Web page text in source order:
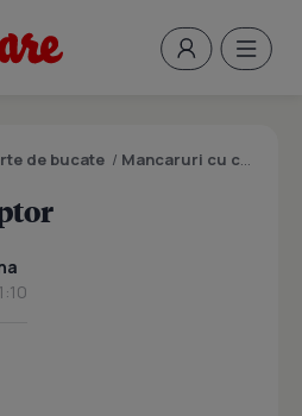
de bucate / Mancaruri cu carne